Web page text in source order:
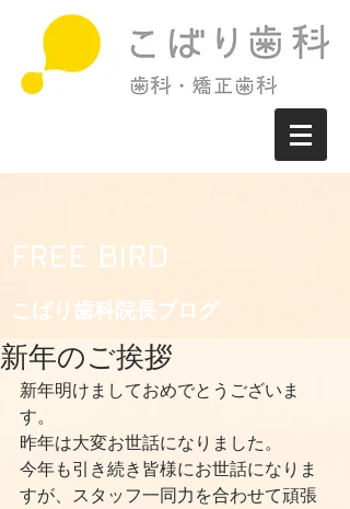
FREE BIRD
こばり歯科院長ブログ​
新年のご挨拶
新年明けましておめでとうございま
す。
昨年は大変お世話になりました。
今年も引き続き皆様にお世話になりま
すが、スタッフ一同力を合わせて頑張